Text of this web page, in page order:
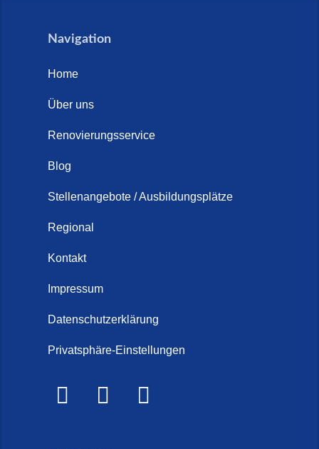
Navigation
Home
Über uns
Renovierungsservice
Blog
Stellenangebote / Ausbildungsplätze
Regional
Kontakt
Impressum
Datenschutzerklärung
Privatsphäre-Einstellungen